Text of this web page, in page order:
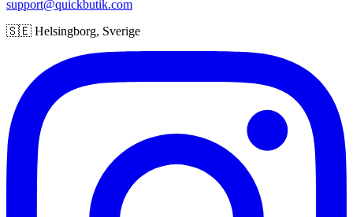
support@quickbutik.com
🇸🇪 Helsingborg, Sverige